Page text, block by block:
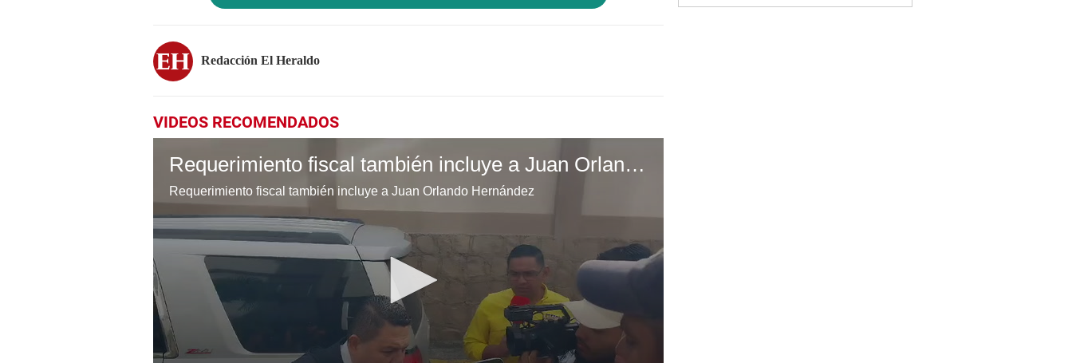
Redacción El Heraldo
VIDEOS RECOMENDADOS
Requerimiento fiscal también incluye a Juan Orlando Hernández
Requerimiento fiscal también incluye a Juan Orlando Hernández